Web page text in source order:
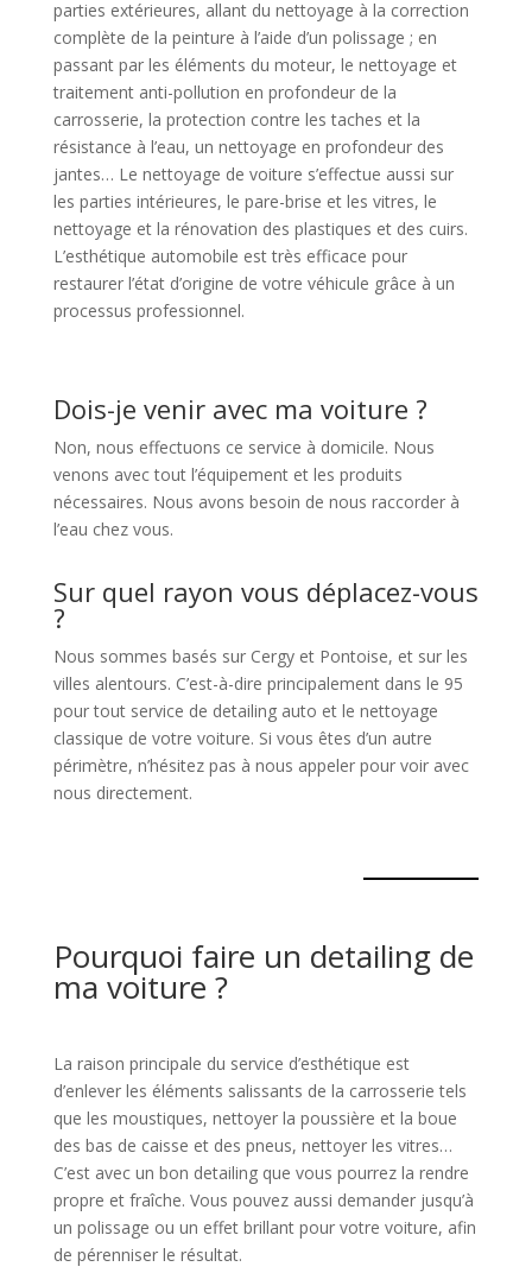
parties extérieures, allant du nettoyage à la correction
complète de la peinture à l’aide d’un polissage ; en
passant par les éléments du moteur, le nettoyage et
traitement anti-pollution en profondeur de la
carrosserie, la protection contre les taches et la
résistance à l’eau, un nettoyage en profondeur des
jantes… Le nettoyage de voiture s’effectue aussi sur
les parties intérieures, le pare-brise et les vitres, le
nettoyage et la rénovation des plastiques et des cuirs.
L’esthétique automobile est très efficace pour
restaurer l’état d’origine de votre véhicule grâce à un
processus professionnel.
Dois-je venir avec ma voiture ?
Non, nous effectuons ce service à domicile. Nous
venons avec tout l’équipement et les produits
nécessaires. Nous avons besoin de nous raccorder à
l’eau chez vous.
Sur quel rayon vous déplacez-vous
?
Nous sommes basés sur Cergy et Pontoise, et sur les
villes alentours. C’est-à-dire principalement dans le 95
pour tout service de detailing auto et le nettoyage
classique de votre voiture. Si vous êtes d’un autre
périmètre, n’hésitez pas à nous appeler pour voir avec
nous directement.
Pourquoi faire un detailing de
ma voiture ?
La raison principale du service d’esthétique est
d’enlever les éléments salissants de la carrosserie tels
que les moustiques, nettoyer la poussière et la boue
des bas de caisse et des pneus, nettoyer les vitres…
C’est avec un bon detailing que vous pourrez la rendre
propre et fraîche. Vous pouvez aussi demander jusqu’à
un polissage ou un effet brillant pour votre voiture, afin
de pérenniser le résultat.